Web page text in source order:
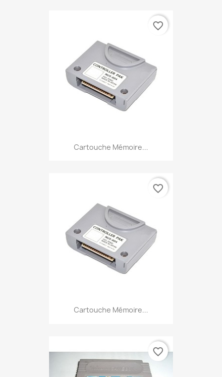
Cartouche Mémoire...
favorite_border
Cartouche Mémoire...
favorite_border
favorite_border